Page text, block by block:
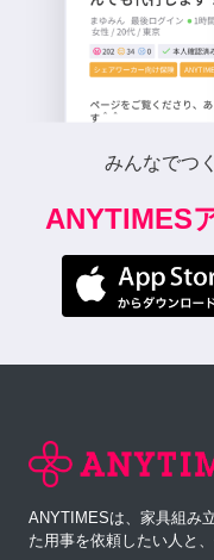
みんなでつ
ANYTIMES
ANYTIMESは、家具組み
た用事を依頼したい人と